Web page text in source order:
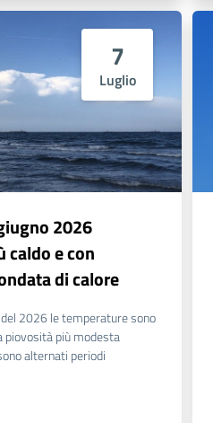
7
Luglio
2026
caldo e con
di calore
2026 le temperature sono
più modesta
alternati periodi